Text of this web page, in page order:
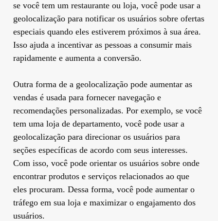
se você tem um restaurante ou loja, você pode usar a
geolocalização para notificar os usuários sobre ofertas
especiais quando eles estiverem próximos à sua área.
Isso ajuda a incentivar as pessoas a consumir mais
rapidamente e aumenta a conversão.
Outra forma de a geolocalização pode aumentar as
vendas é usada para fornecer navegação e
recomendações personalizadas. Por exemplo, se você
tem uma loja de departamento, você pode usar a
geolocalização para direcionar os usuários para
seções específicas de acordo com seus interesses.
Com isso, você pode orientar os usuários sobre onde
encontrar produtos e serviços relacionados ao que
eles procuram. Dessa forma, você pode aumentar o
tráfego em sua loja e maximizar o engajamento dos
usuários.